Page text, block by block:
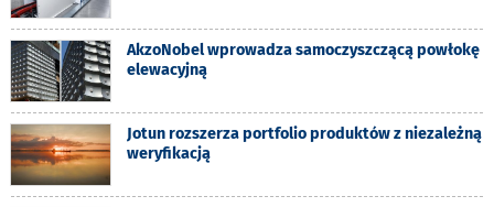
AkzoNobel wprowadza samoczyszczącą powłokę
elewacyjną
Jotun rozszerza portfolio produktów z niezależną
weryfikacją